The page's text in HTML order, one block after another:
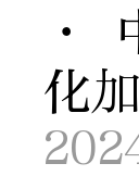
·
化